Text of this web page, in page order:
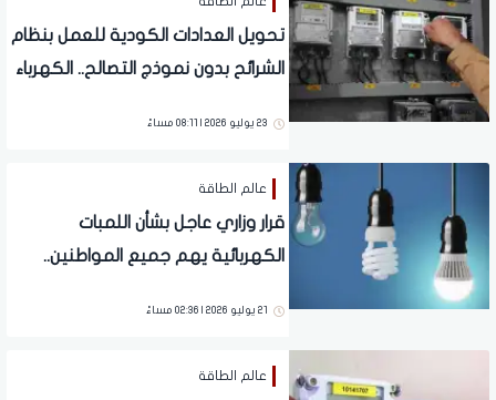
تحويل العدادات الكودية للعمل بنظام
الشرائح بدون نموذج التصالح.. الكهرباء
23 يوليو 2026 | 08:11 مساءً
عالم الطاقة
قرار وزاري عاجل بشأن اللمبات
الكهربائية يهم جميع المواطنين..
21 يوليو 2026 | 02:36 مساءً
عالم الطاقة